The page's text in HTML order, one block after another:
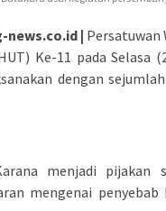
news.co.id | Persatuwan
Ke-11 pada Selasa
dengan
menjadi
mengenai